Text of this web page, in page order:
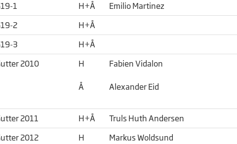
1
H+Å Emilio Martinez
2
H+Å
3
H+Å
2010
H
Å
Fabien Vidalon
Alexander Eid
2011 H+Å Truls Huth Andersen
2012
H Markus Woldsund